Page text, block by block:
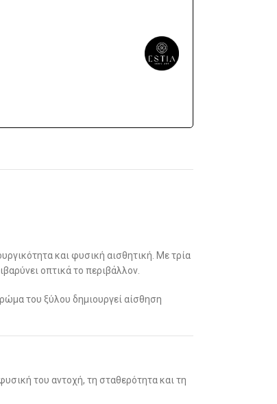
και φυσική αισθητική. Με τρία
οπτικά το περιβάλλον.
του ξύλου δημιουργεί αίσθηση
του αντοχή, τη σταθερότητα και τη